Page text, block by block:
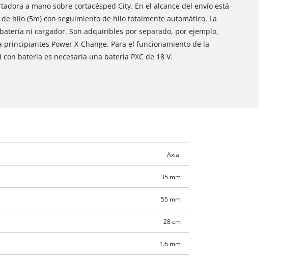
a mano sobre cortacésped City. En el alcance del envío está
hilo (5m) con seguimiento de hilo totalmente automático. La
ni cargador. Son adquiribles por separado, por ejemplo,
principiantes Power X-Change. Para el funcionamiento de la
batería es necesaria una batería PXC de 18 V.
Axial
35 mm
55 mm
28 cm
1.6 mm